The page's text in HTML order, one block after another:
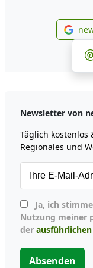
Newsletter von
Täglich
Regionales und
Nutzung meiner
der
Absenden